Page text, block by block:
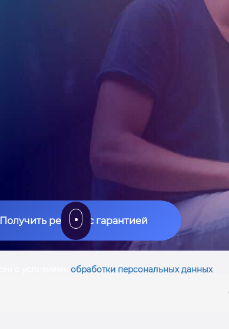
Получить ремонт с гарантией
обработки персональных данных